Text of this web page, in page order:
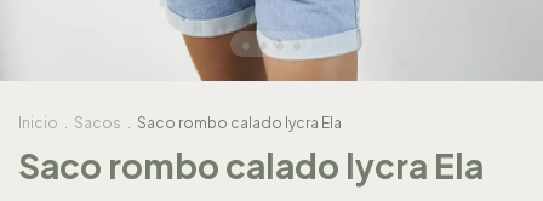
Inicio . Sacos . Saco rombo calado lycra Ela
Saco rombo calado lycra Ela